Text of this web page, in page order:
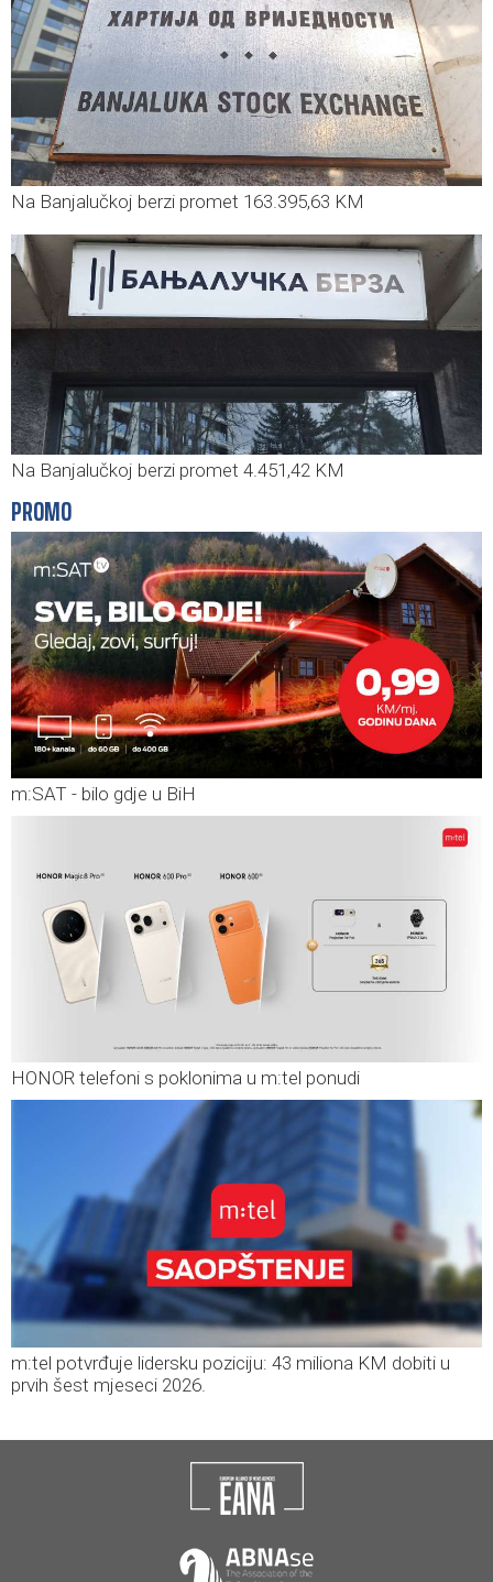
Na Banjalučkoj berzi promet 163.395,63 KM
Na Banjalučkoj berzi promet 4.451,42 KM
PROMO
m:SAT - bilo gdje u BiH
HONOR telefoni s poklonima u m:tel ponudi
m:tel potvrđuje lidersku poziciju: 43 miliona KM dobiti u
prvih šest mjeseci 2026.